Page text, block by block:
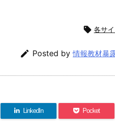
 各サ
 Posted by情報教材暴
LinkedIn Pocket